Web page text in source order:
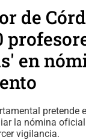
de
en
pretende
la nómina oficial
vigilancia.